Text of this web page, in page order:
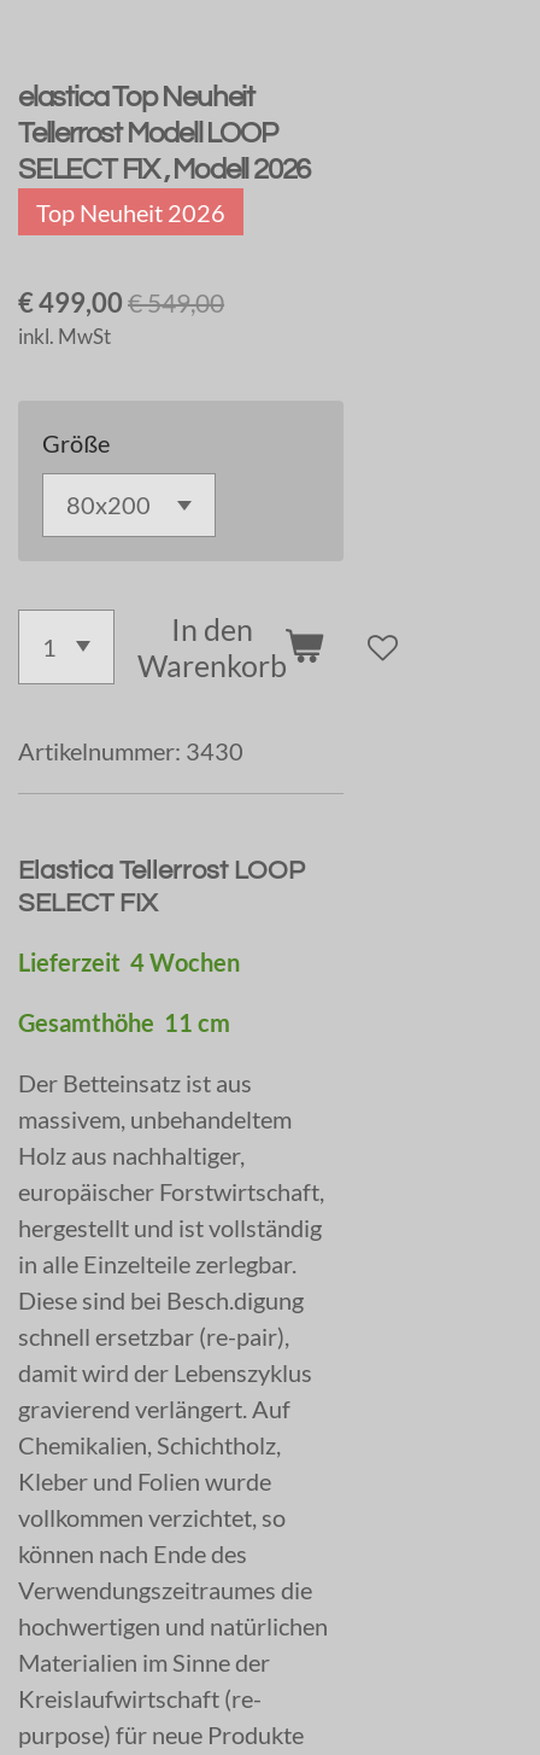
elastica Top Neuheit
Tellerrost Modell LOOP
SELECT FIX , Modell 2026
Top Neuheit 2026
€ 499,00 € 549,00
inkl. MwSt
Größe
In den
Warenkorb
Artikelnummer: 3430
Elastica Tellerrost LOOP
SELECT FIX
Lieferzeit 4 Wochen
Gesamthöhe 11 cm
Der Betteinsatz ist aus
massivem, unbehandeltem
Holz aus nachhaltiger,
europäischer Forstwirtschaft,
hergestellt und ist vollständig
in alle Einzelteile zerlegbar.
Diese sind bei Besch.digung
schnell ersetzbar (re-pair),
damit wird der Lebenszyklus
gravierend verlängert. Auf
Chemikalien, Schichtholz,
Kleber und Folien wurde
vollkommen verzichtet, so
können nach Ende des
Verwendungszeitraumes die
hochwertigen und natürlichen
Materialien im Sinne der
Kreislaufwirtschaft (re-
purpose) für neue Produkte